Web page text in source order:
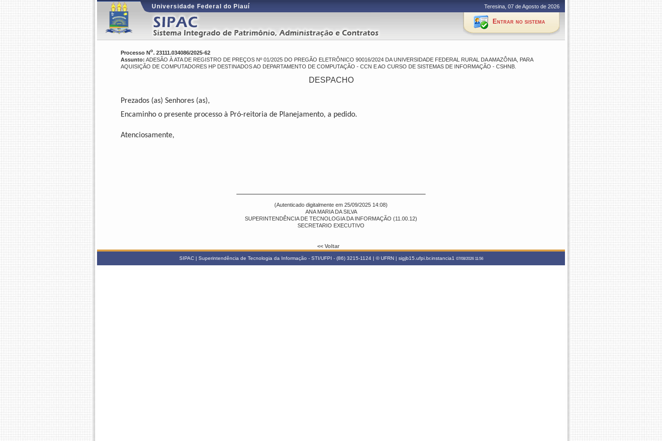
Universidade Federal do Piauí Teresina, 07 de Agosto de 2026
Entrar no sistema
Processo No. 23111.034086/2025-62
Assunto: ADESÃO À ATA DE REGISTRO DE PREÇOS Nº 01/2025 DO PREGÃO ELETRÔNICO 90016/2024 DA UNIVERSIDADE FEDERAL RURAL DA AMAZÔNIA, PARA
AQUISIÇÃO DE COMPUTADORES HP DESTINADOS AO DEPARTAMENTO DE COMPUTAÇÃO - CCN E AO CURSO DE SISTEMAS DE INFORMAÇÃO - CSHNB.
DESPACHO
Prezados (as) Senhores (as),
Encaminho o presente processo à Pró-reitoria de Planejamento, a pedido.
Atenciosamente,
(Autenticado digitalmente em 25/09/2025 14:08)
ANA MARIA DA SILVA
SUPERINTENDÊNCIA DE TECNOLOGIA DA INFORMAÇÃO (11.00.12)
SECRETARIO EXECUTIVO
<< Voltar
SIPAC | Superintendência de Tecnologia da Informação - STI/UFPI - (86) 3215-1124 | © UFRN | sigjb15.ufpi.br.instancia1 07/08/2026 11:56